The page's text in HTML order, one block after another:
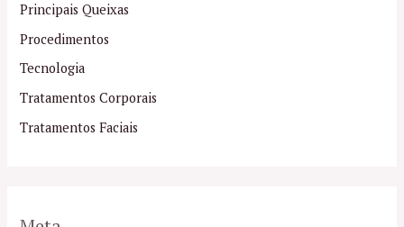
Principais Queixas
Procedimentos
Tecnologia
Tratamentos Corporais
Tratamentos Faciais